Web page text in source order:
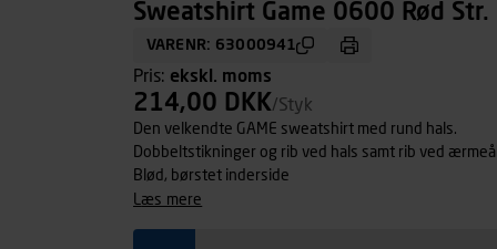
Sweatshirt Game 0600 Rød Str.
VARENR: 63000941
Pris: ekskl. moms
214,00 DKK/Styk
Den velkendte GAME sweatshirt med rund hals.
Dobbeltstikninger og rib ved hals samt rib ved
Blød, børstet inderside
læs mere